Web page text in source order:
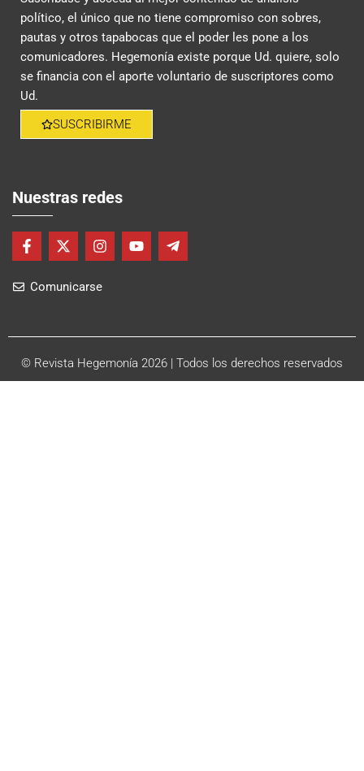
político, el único que no tiene compromiso con sobres,
pautas y otros tapabocas que el poder les pone a los
comunicadores. Hegemonía existe porque Ud. quiere, solo
se financia con el aporte voluntario de suscriptores como
Ud.
SUSCRIBIRME
Nuestras redes
F
a
e
o
-
f
X
-
w
t
r
I
n
t
r
m
Y
o
e
T
e
a
-
p
Comunicarse
© Revista Hegemonía 2026 | Todos los derechos reservados